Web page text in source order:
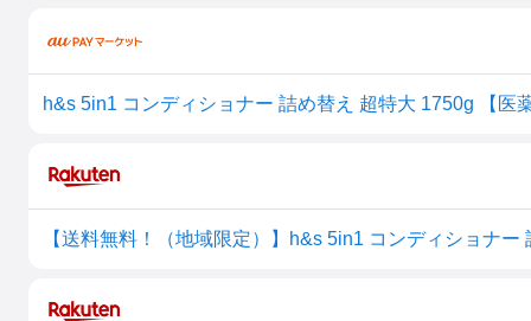
h&s 5in1 コンディショナー 詰め替え 超特大 1750g 【医
【送料無料！（地域限定）】h&s 5in1 コンディショナー